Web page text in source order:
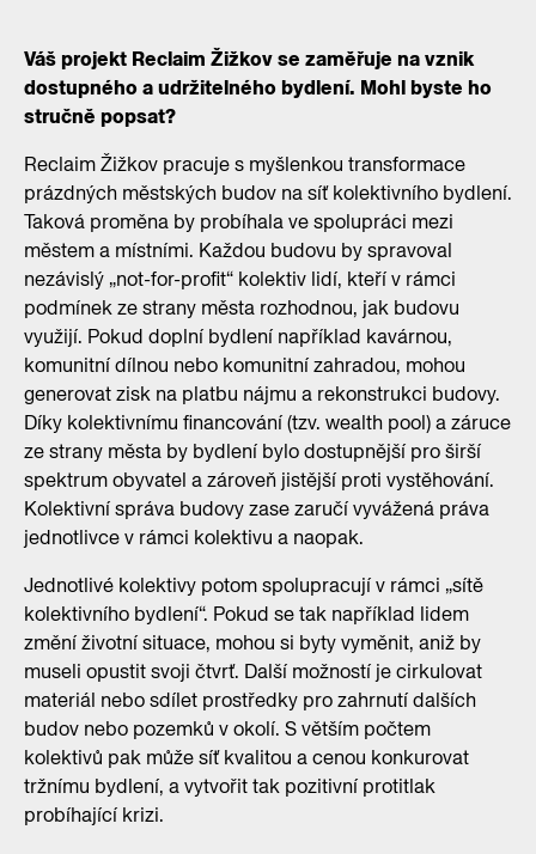
Váš projekt Reclaim Žižkov se zaměřuje na vznik
dostupného a udržitelného bydlení. Mohl byste ho
stručně popsat?
Reclaim Žižkov pracuje s myšlenkou transformace
prázdných městských budov na síť kolektivního bydlení.
Taková proměna by probíhala ve spolupráci mezi
městem a místními. Každou budovu by spravoval
nezávislý „not-for-profit“ kolektiv lidí, kteří v rámci
podmínek ze strany města rozhodnou, jak budovu
využijí. Pokud doplní bydlení například kavárnou,
komunitní dílnou nebo komunitní zahradou, mohou
generovat zisk na platbu nájmu a rekonstrukci budovy.
Díky kolektivnímu financování (tzv. wealth pool) a záruce
ze strany města by bydlení bylo dostupnější pro širší
spektrum obyvatel a zároveň jistější proti vystěhování.
Kolektivní správa budovy zase zaručí vyvážená práva
jednotlivce v rámci kolektivu a naopak.
Jednotlivé kolektivy potom spolupracují v rámci „sítě
kolektivního bydlení“. Pokud se tak například lidem
změní životní situace, mohou si byty vyměnit, aniž by
museli opustit svoji čtvrť. Další možností je cirkulovat
materiál nebo sdílet prostředky pro zahrnutí dalších
budov nebo pozemků v okolí. S větším počtem
kolektivů pak může síť kvalitou a cenou konkurovat
tržnímu bydlení, a vytvořit tak pozitivní protitlak
probíhající krizi.